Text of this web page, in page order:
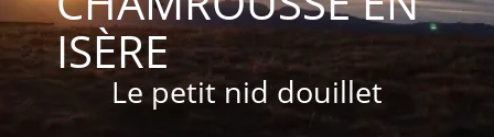
ISÈRE
Le petit nid douillet